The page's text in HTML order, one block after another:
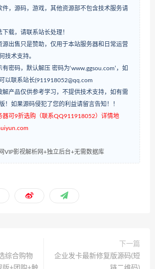
件，源码，游戏，其他资源部不包含技术服务请
载，请联系站长处理！
源出售只是赞助，仅用于本站服务器和日常运营
技术支持。
密码，默认解压 密码为‘www.ggsou.com’，如
以联系站长(911918052@qq.com
解产品仅供参考学习，不提供技术支持，如有需
！如果源码侵犯了您的利益请留言告知！！
器可9折选购（联系QQ911918052）详情地
VIP影视解析网+独立后台+无需数据库
综合购物
下一篇
企业发卡最新修复版源码(短